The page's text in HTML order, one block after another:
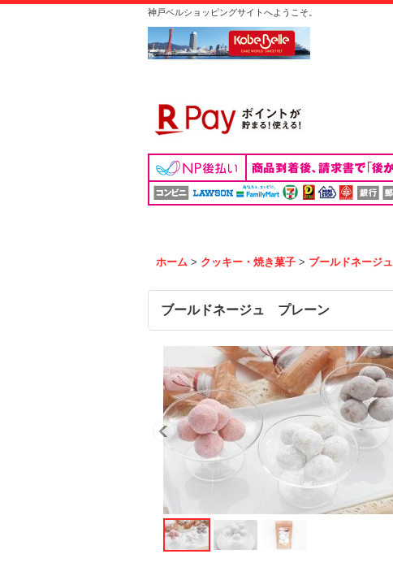
神戸ベルショッピングサイトへようこそ。
ホーム > クッキー・焼き菓子 > ブールドネージュ
ブールドネージュ プレーン